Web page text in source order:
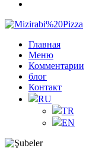
Главная
Меню
Комментарии
блог
Контакт
RU
TR
EN